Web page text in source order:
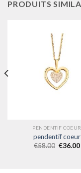
PRODUITS
PENDENTIF COEUR
pendentif coeur
€58.00 €36.00